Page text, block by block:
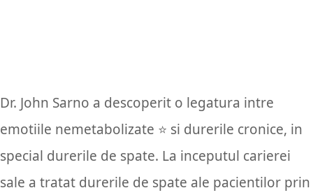
Dr. John Sarno a descoperit o legatura intre
emotiile nemetabolizate ⭐️ si durerile cronice, in
special durerile de spate. La inceputul carierei
sale a tratat durerile de spate ale pacientilor prin